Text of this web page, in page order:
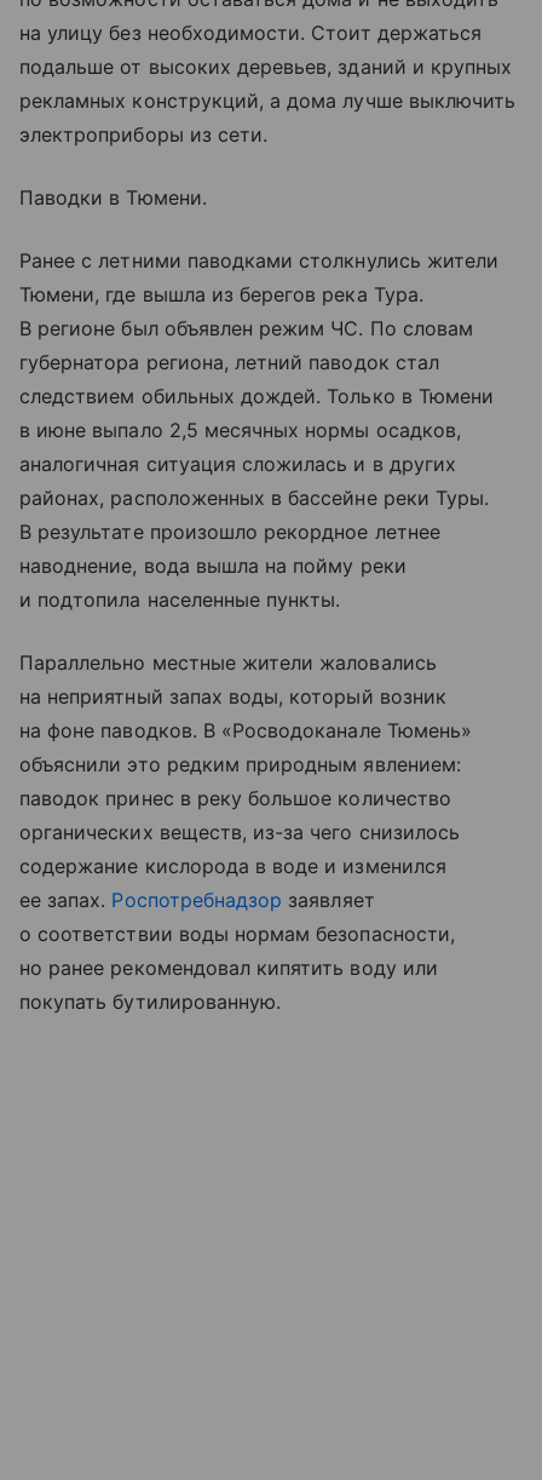
на улицу без необходимости. Стоит держаться
подальше от высоких деревьев, зданий и крупных
рекламных конструкций, а дома лучше выключить
электроприборы из сети.
Паводки в Тюмени.
Ранее с летними паводками столкнулись жители
Тюмени, где вышла из берегов река Тура.
В регионе был объявлен режим ЧС. По словам
губернатора региона, летний паводок стал
следствием обильных дождей. Только в Тюмени
в июне выпало 2,5 месячных нормы осадков,
аналогичная ситуация сложилась и в других
районах, расположенных в бассейне реки Туры.
В результате произошло рекордное летнее
наводнение, вода вышла на пойму реки
и подтопила населенные пункты.
Параллельно местные жители жаловались
на неприятный запах воды, который возник
на фоне паводков. В «Росводоканале Тюмень»
объяснили это редким природным явлением:
паводок принес в реку большое количество
органических веществ, из-за чего снизилось
содержание кислорода в воде и изменился
ее запах. Роспотребнадзор заявляет
о соответствии воды нормам безопасности,
но ранее рекомендовал кипятить воду или
покупать бутилированную.